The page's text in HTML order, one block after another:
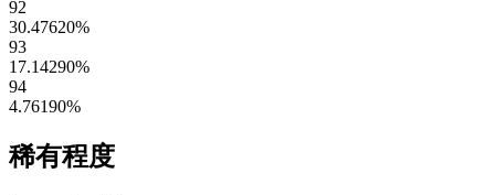
92
30.47620%
93
17.14290%
94
4.76190%
稀有程度